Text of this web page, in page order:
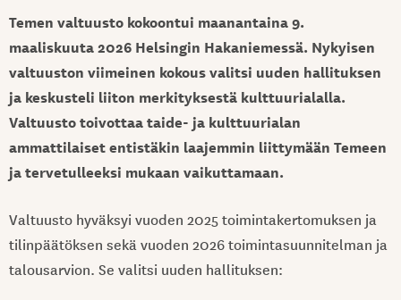
Temen valtuusto kokoontui maanantaina 9.
maaliskuuta 2026 Helsingin Hakaniemessä. Nykyisen
valtuuston viimeinen kokous valitsi uuden hallituksen
ja keskusteli liiton merkityksestä kulttuurialalla.
Valtuusto toivottaa taide- ja kulttuurialan
ammattilaiset entistäkin laajemmin liittymään Temeen
ja tervetulleeksi mukaan vaikuttamaan.
Valtuusto hyväksyi vuoden 2025 toimintakertomuksen ja
tilinpäätöksen sekä vuoden 2026 toimintasuunnitelman ja
talousarvion. Se valitsi uuden hallituksen: